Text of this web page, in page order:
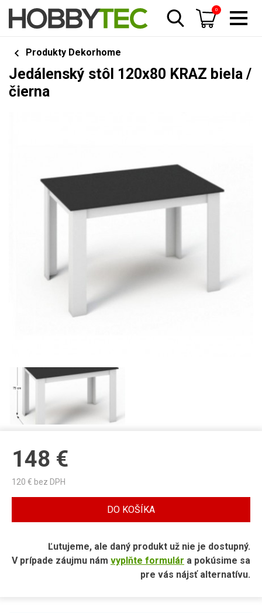
0
Produkty Dekorhome
Jedálenský stôl 120x80 KRAZ biela /
čierna
148 €
120 € bez DPH
DO KOŠÍKA
Ľutujeme, ale daný produkt už nie je dostupný.
V prípade záujmu nám vyplňte formulár a pokúsime sa
pre vás nájsť alternatívu.